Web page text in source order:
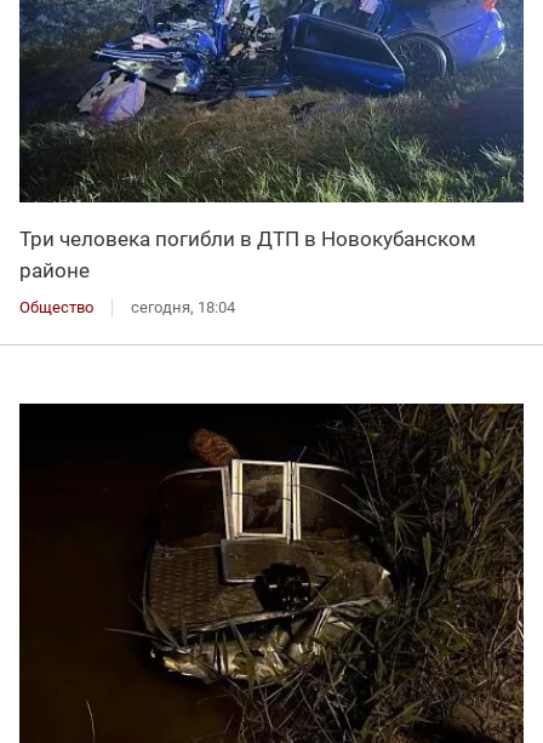
Три человека погибли в ДТП в Новокубанском
районе
Общество сегодня, 18:04